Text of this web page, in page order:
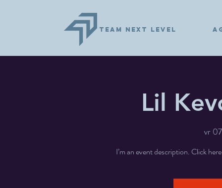
TEAM NEXT LEVEL
Lil
vr
I’m an event description. Click